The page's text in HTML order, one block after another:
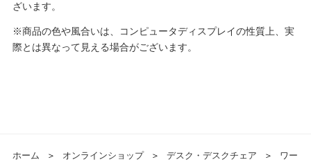
ざいます。
※商品の色や風合いは、コンピュータディスプレイの性質上、実
際とは異なって見える場合がございます。
ホーム ＞ オンラインショップ ＞ デスク・デスクチェア ＞
ワー